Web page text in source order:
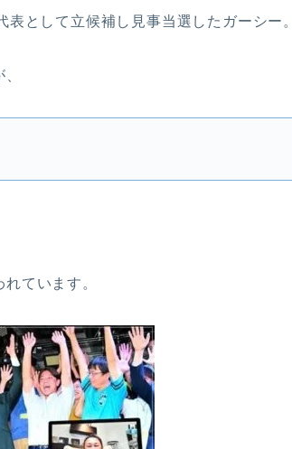
として立候補し見事当選したガーシー。
れています。